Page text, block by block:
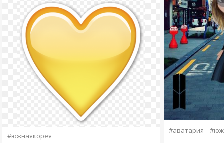
#южнаякорея
#аватария